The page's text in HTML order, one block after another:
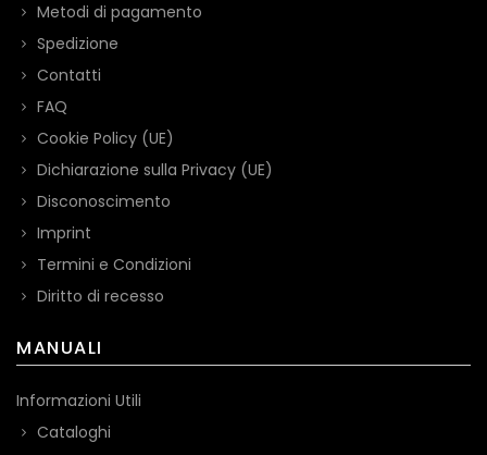
Metodi di pagamento
Spedizione
Contatti
FAQ
Cookie Policy (UE)
Dichiarazione sulla Privacy (UE)
Disconoscimento
Imprint
Termini e Condizioni
Diritto di recesso
MANUALI
Informazioni Utili
Cataloghi